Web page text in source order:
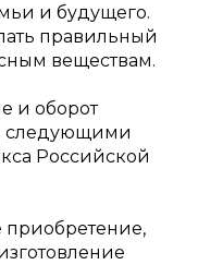
и будущего.
правильный
веществам.
и оборот
следующими
Российской
приобретение,